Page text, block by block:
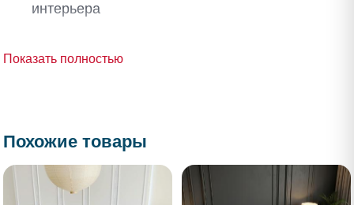
интерьера
Показать полностью
Похожие товары